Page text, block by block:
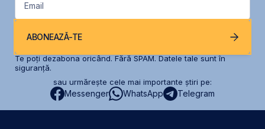
Email
ABONEAZĂ-TE
Te poți dezabona oricând. Fără SPAM. Datele tale sunt în
siguranță.
sau urmărește cele mai importante știri pe:
Messenger WhatsApp Telegram